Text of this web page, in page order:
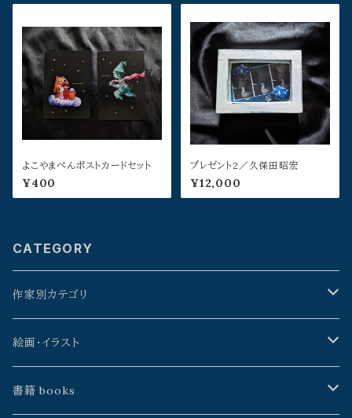
よこやまぺんポストカードセット
¥400
プレゼント2／久保田昭宏
¥12,000
CATEGORY
作家別カテゴリ
星野時環
久保田昭宏
絵画・イラスト
よこやまぺん
書籍 books